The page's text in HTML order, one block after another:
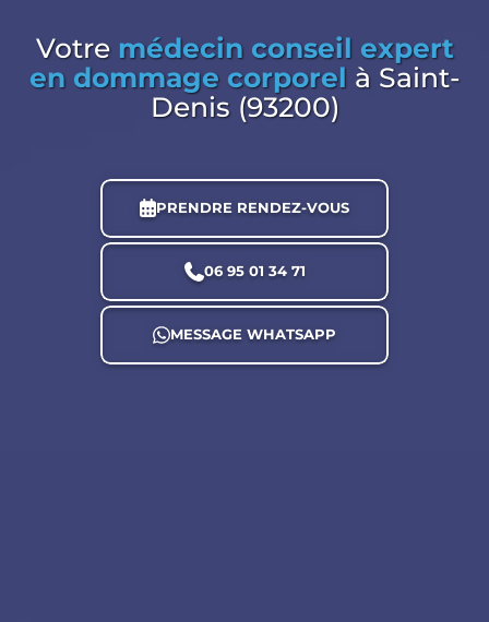
Votre médecin conseil expert
en dommage corporel à Saint-
Denis (93200)
PRENDRE RENDEZ-VOUS
06 95 01 34 71
MESSAGE WHATSAPP